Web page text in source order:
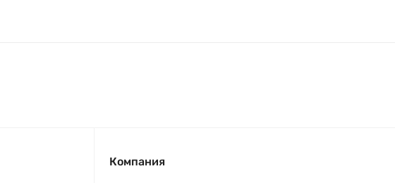
Компания